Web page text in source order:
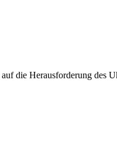
die Herausforderung des